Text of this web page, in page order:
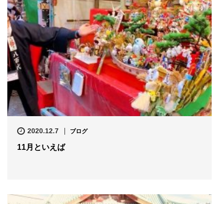
2020.12.7 ブログ
11月といえば